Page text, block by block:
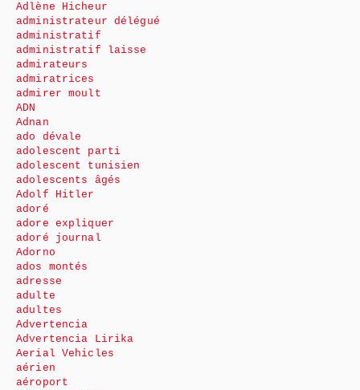
Adlène Hicheur
administrateur délégué
administratif
administratif laisse
admirateurs
admiratrices
admirer moult
ADN
Adnan
ado dévale
adolescent parti
adolescent tunisien
adolescents âgés
Adolf Hitler
adoré
adore expliquer
adoré journal
Adorno
ados montés
adresse
adulte
adultes
Advertencia
Advertencia Lirika
Aerial Vehicles
aérien
aéroport